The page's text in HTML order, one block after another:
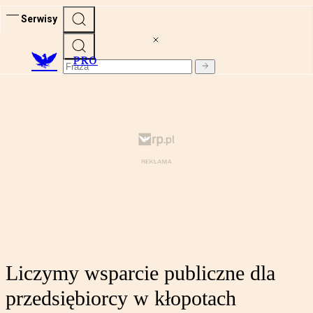
Serwisy
PRO
Liczymy wsparcie publiczne dla
przedsiębiorcy w kłopotach